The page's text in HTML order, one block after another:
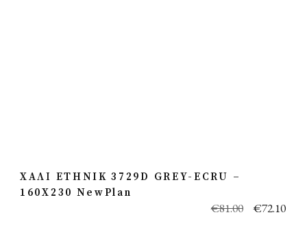
ΧΑΛΙ ETHNIK 3729D GREY-ECRU –
160X230 NewPlan
€81.00 €72.10